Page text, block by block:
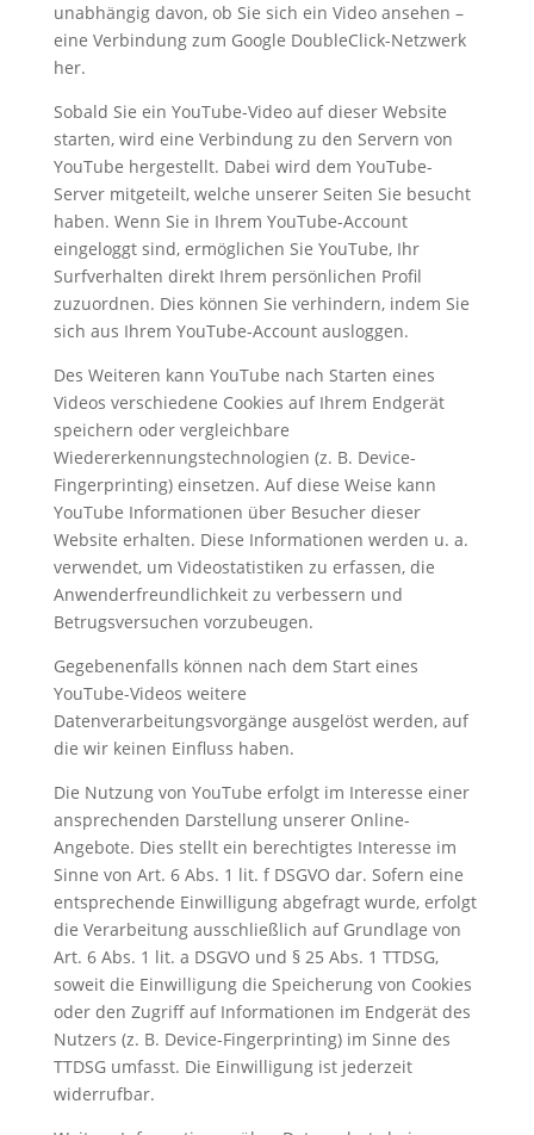
unabhängig davon, ob Sie sich ein Video ansehen –
eine Verbindung zum Google DoubleClick-Netzwerk
her.
Sobald Sie ein YouTube-Video auf dieser Website
starten, wird eine Verbindung zu den Servern von
YouTube hergestellt. Dabei wird dem YouTube-
Server mitgeteilt, welche unserer Seiten Sie besucht
haben. Wenn Sie in Ihrem YouTube-Account
eingeloggt sind, ermöglichen Sie YouTube, Ihr
Surfverhalten direkt Ihrem persönlichen Profil
zuzuordnen. Dies können Sie verhindern, indem Sie
sich aus Ihrem YouTube-Account ausloggen.
Des Weiteren kann YouTube nach Starten eines
Videos verschiedene Cookies auf Ihrem Endgerät
speichern oder vergleichbare
Wiedererkennungstechnologien (z. B. Device-
Fingerprinting) einsetzen. Auf diese Weise kann
YouTube Informationen über Besucher dieser
Website erhalten. Diese Informationen werden u. a.
verwendet, um Videostatistiken zu erfassen, die
Anwenderfreundlichkeit zu verbessern und
Betrugsversuchen vorzubeugen.
Gegebenenfalls können nach dem Start eines
YouTube-Videos weitere
Datenverarbeitungsvorgänge ausgelöst werden, auf
die wir keinen Einfluss haben.
Die Nutzung von YouTube erfolgt im Interesse einer
ansprechenden Darstellung unserer Online-
Angebote. Dies stellt ein berechtigtes Interesse im
Sinne von Art. 6 Abs. 1 lit. f DSGVO dar. Sofern eine
entsprechende Einwilligung abgefragt wurde, erfolgt
die Verarbeitung ausschließlich auf Grundlage von
Art. 6 Abs. 1 lit. a DSGVO und § 25 Abs. 1 TTDSG,
soweit die Einwilligung die Speicherung von Cookies
oder den Zugriff auf Informationen im Endgerät des
Nutzers (z. B. Device-Fingerprinting) im Sinne des
TTDSG umfasst. Die Einwilligung ist jederzeit
widerrufbar.